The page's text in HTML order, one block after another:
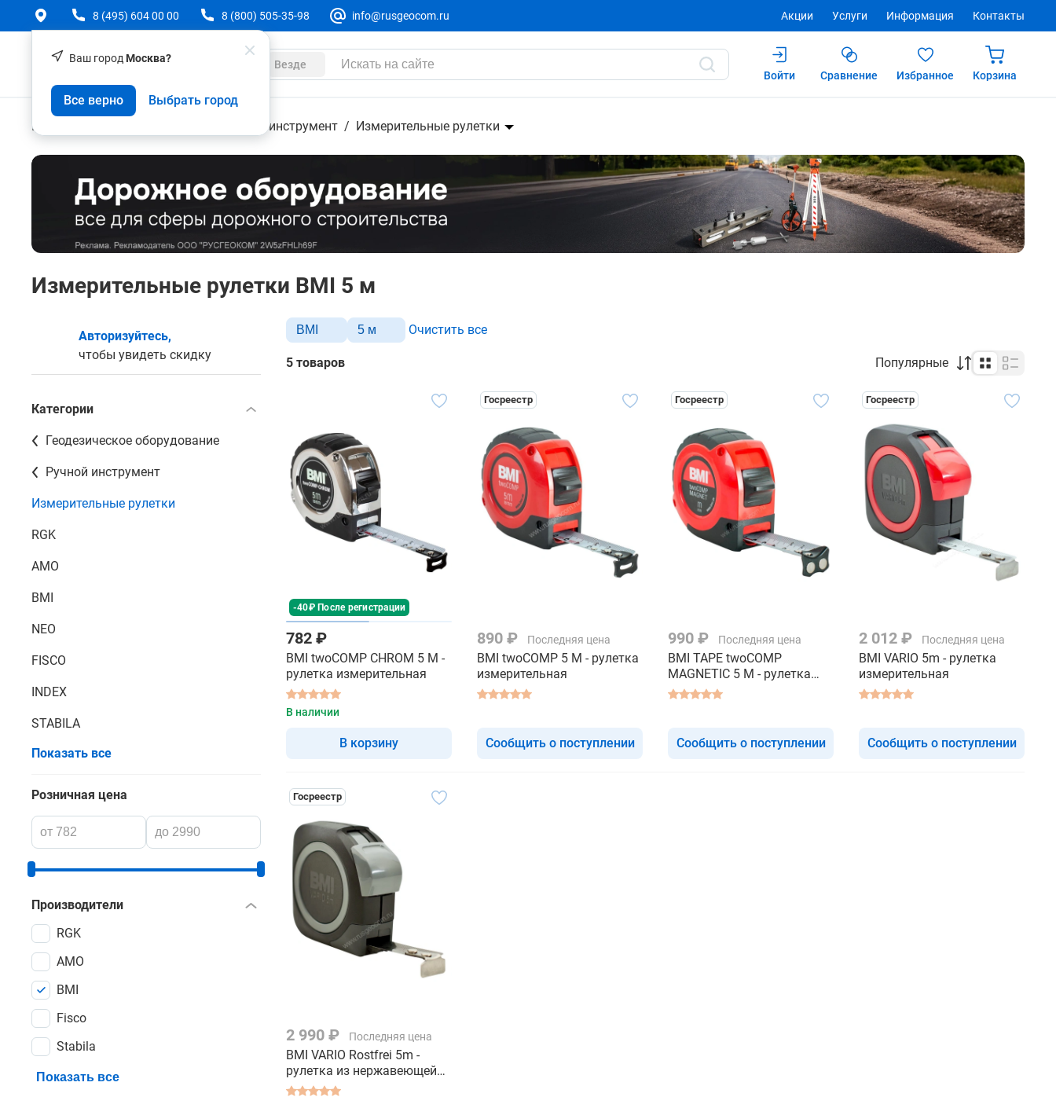
Ваш город Москва?
Все верно Выбрать город
8 (495) 604 00 00 8 (800) 505-35-98 info@rusgeocom.ru Акции Услуги Информация Контакты
Везде
Войти
Сравнение Избранное Корзина
Геодезическое оборудование Ручной инструмент Измерительные рулетки
Измерительные рулетки BMI 5 м
Авторизуйтесь,
чтобы увидеть скидку
Категории
Геодезическое оборудование
Ручной инструмент
Измерительные рулетки
RGK
AMO
BMI
NEO
FISCO
INDEX
STABILA
Показать все
Розничная цена
Производители
RGK
AMO
BMI
Fisco
Stabila
Показать все
BMI 5 м Очистить все
5 товаров Популярные
-40₽ После регистрации
782 ₽
BMI twoCOMP CHROM 5 M -
рулетка измерительная
В наличии
В корзину
Госреестр
890 ₽ Последняя цена
BMI twoCOMP 5 M - рулетка
измерительная
Сообщить о поступлении
Госреестр
990 ₽ Последняя цена
BMI TAPE twoCOMP
MAGNETIC 5 M - рулетка
измерительная
Сообщить о поступлении
Госреестр
2 012 ₽ Последняя цена
BMI VARIO 5m - рулетка
измерительная
Сообщить о поступлении
Госреестр
2 990 ₽ Последняя цена
BMI VARIO Rostfrei 5m -
рулетка из нержавеющей
ленты